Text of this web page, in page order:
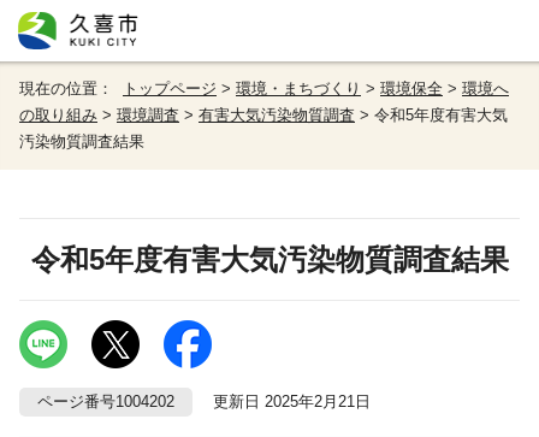
現在の位置： トップページ > 環境・まちづくり > 環境保全 > 環境へ
の取り組み > 環境調査 > 有害大気汚染物質調査 > 令和5年度有害大気
汚染物質調査結果
令和5年度有害大気汚染物質調査結果
ページ番号1004202 更新日 2025年2月21日